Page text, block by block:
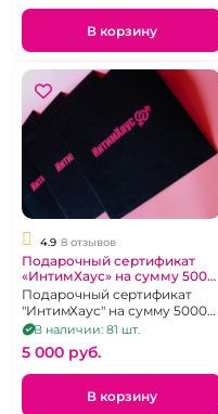
В корзину
4.9 8 отзывов
Подарочный сертификат
«ИнтимХаус» на сумму 5000
рублей
Подарочный сертификат
"ИнтимХаус" на сумму 5000
руб.
В наличии: 81 шт.
5 000 pуб.
В корзину